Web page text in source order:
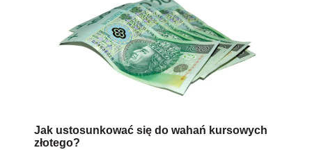
Jak ustosunkować się do wahań kursowych
złotego?